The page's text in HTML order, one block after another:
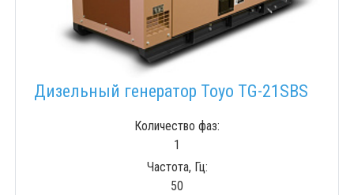
Дизельный генератор Toyo TG-21SBS
Количество фаз:
1
Частота, Гц:
50